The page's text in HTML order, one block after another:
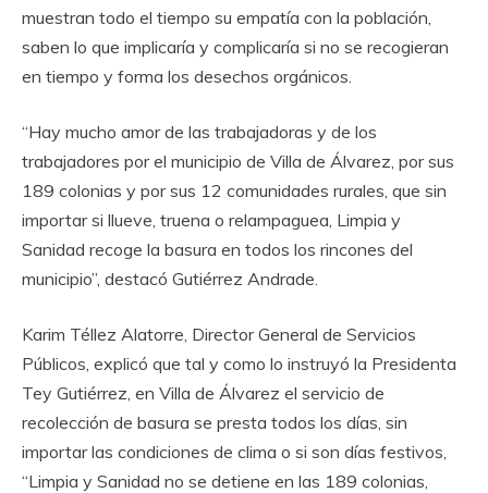
muestran todo el tiempo su empatía con la población,
saben lo que implicaría y complicaría si no se recogieran
en tiempo y forma los desechos orgánicos.
“Hay mucho amor de las trabajadoras y de los
trabajadores por el municipio de Villa de Álvarez, por sus
189 colonias y por sus 12 comunidades rurales, que sin
importar si llueve, truena o relampaguea, Limpia y
Sanidad recoge la basura en todos los rincones del
municipio”, destacó Gutiérrez Andrade.
Karim Téllez Alatorre, Director General de Servicios
Públicos, explicó que tal y como lo instruyó la Presidenta
Tey Gutiérrez, en Villa de Álvarez el servicio de
recolección de basura se presta todos los días, sin
importar las condiciones de clima o si son días festivos,
“Limpia y Sanidad no se detiene en las 189 colonias,